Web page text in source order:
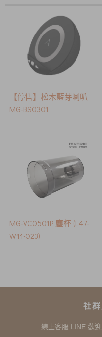
【停售】松木藍芽喇叭
MG-BS0301
MG-VC0501P 塵杯 (L47-
W11-023)
社
線上客服 LINE 歡